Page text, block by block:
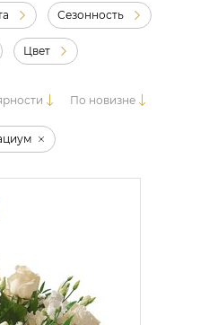
Сезонность
Цвет
По новизне